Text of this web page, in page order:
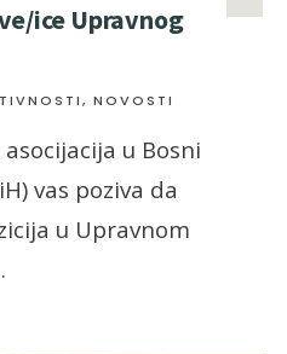
ice Upravnog
, NOVOSTI
u Bosni
vas poziva da
u Upravnom